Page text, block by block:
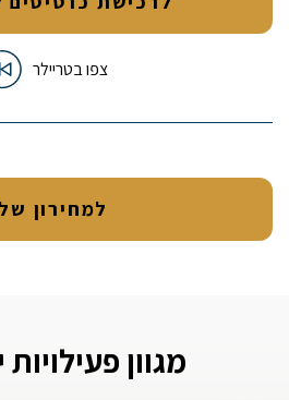
צפו בטריילר
למחירון
מגוון פעילויות